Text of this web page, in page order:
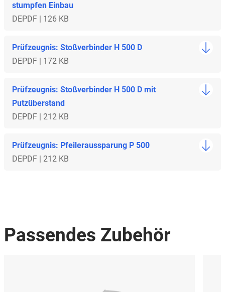
stumpfen Einbau
DEPDF | 126 KB
Prüfzeugnis: Stoßverbinder H 500 D
DEPDF | 172 KB
Prüfzeugnis: Stoßverbinder H 500 D mit
Putzüberstand
DEPDF | 212 KB
Prüfzeugnis: Pfeileraussparung P 500
DEPDF | 212 KB
Passendes Zubehör